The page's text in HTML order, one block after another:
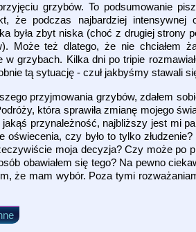
grzybów. To podsumowanie
że podczas najbardziej intensywnej
była zbyt niska (choć z drugiej strony
Może też dlatego, że nie chciałem
grzybach. Kilka dni po tripie
tą sytuację - czuł jakbyśmy stawali
przyjmowania grzybów, zdałem
która sprawiła zmianę mojego
przynależność, najbliższy jest mi
czy było to tylko
moja decyzja? Czy może po
obawiałem się tego? Na pewno
że mam wybór. Poza tymi